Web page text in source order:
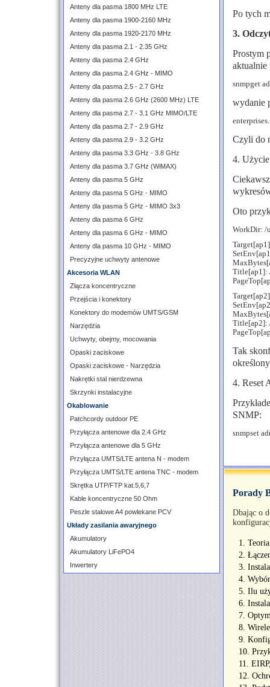
Anteny dla pasma 1800 MHz LTE
Anteny dla pasma 1900-2160 MHz
Anteny dla pasma 1920-2170 MHz
Anteny dla pasma 2.1 - 2.35 GHz
Anteny dla pasma 2.4 GHz
Anteny dla pasma 2.4 GHz - MIMO
Anteny dla pasma 2.5 - 2.7 GHz
Anteny dla pasma 2.6 GHz (2600 MHz) LTE
Anteny dla pasma 2.7 - 3.1 GHz MIMO/LTE
Anteny dla pasma 2.7 - 2.9 GHz
Anteny dla pasma 2.9 - 3.2 GHz
Anteny dla pasma 3.3 GHz - 3.8 GHz
Anteny dla pasma 3.7 GHz (WiMAX)
Anteny dla pasma 5 GHz
Anteny dla pasma 5 GHz - MIMO
Anteny dla pasma 5 GHz - MIMO 3x3
Anteny dla pasma 6 GHz
Anteny dla pasma 6 GHz - MIMO
Anteny dla pasma 10 GHz - MIMO
Precyzyjne uchwyty antenowe
Akcesoria WLAN
Złącza koncentryczne
Przejścia i konektory
Konektory do modemów UMTS/GSM
Narzędzia
Uchwyty, obejmy, mocowania
Opaski zaciskowe
Opaski zaciskowe - Narzędzia
Nakrętki stal nierdzewna
Skrzynki instalacyjne
Okablowanie
Patchcordy outdoor PE
Przyłącza antenowe dla 2.4 GHz
Przyłącza antenowe dla 5 GHz
Przyłącza UMTS/LTE antena N - modem
Przyłącza UMTS/LTE antena TNC - modem
Skrętka UTP/FTP kat.5,6,7
Kable koncentryczne 50 Ohm
Peszle stalowe A4 powlekane PCV
Układy zasilania awaryjnego
Akumulatory
Akumulatory LiFePO4
Inwertery
Po tych
3.
Prostym
aktualnie
snmpget
wydanie
Czyli do
4.
Oto
WorkDir: /
Title[ap1]:
Title[ap2]:
Tak
4. Reset
SNMP:
snmpset
Porady
Dbając o
1.
2.
3.
4.
5. Ilu
6.
7.
8.
9.
10.
11.
12.